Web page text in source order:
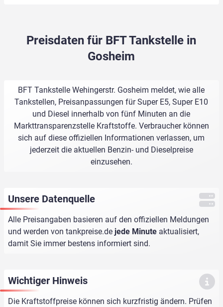
Preisdaten für BFT Tankstelle in
Gosheim
BFT Tankstelle Wehingerstr. Gosheim meldet, wie alle
Tankstellen, Preisanpassungen für Super E5, Super E10
und Diesel innerhalb von fünf Minuten an die
Markttransparenzstelle Kraftstoffe. Verbraucher können
sich auf diese offiziellen Informationen verlassen, um
jederzeit die aktuellen Benzin- und Dieselpreise
einzusehen.
Unsere Datenquelle
Alle Preisangaben basieren auf den offiziellen Meldungen
und werden von tankpreise.de jede Minute aktualisiert,
damit Sie immer bestens informiert sind.
Wichtiger Hinweis
Die Kraftstoffpreise können sich kurzfristig ändern. Prüfen